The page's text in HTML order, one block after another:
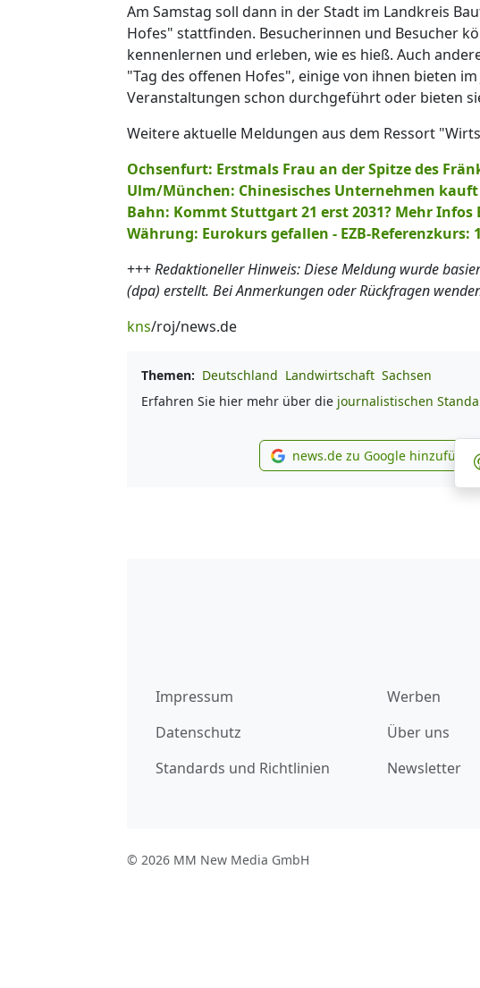
Am Samstag soll dann in der Stadt im Landkreis
Hofes" stattfinden. Besucherinnen und Besucher
kennenlernen und erleben, wie es hieß. Auch
"Tag des offenen Hofes", einige von ihnen bieten
Veranstaltungen schon durchgeführt oder bieten
Weitere aktuelle Meldungen aus dem Ressort
Ochsenfurt: Erstmals Frau an der Spitze des
Ulm/München: Chinesisches Unternehmen
Bahn: Kommt Stuttgart 21 erst 2031? Mehr Infos
Währung: Eurokurs gefallen - EZB-Referenzkurs:
+++Redaktioneller Hinweis: Diese Meldung wurde
(dpa) erstellt. Bei Anmerkungen oder Rückfragen
kns/roj/news.de
Themen: Deutschland Landwirtschaft Sachsen
Erfahren Sie hier mehr über die journalistischen
news.de zu
news.de zu Google hinzufügen
Impressum
Datenschutz
Standards und Richtlinien
Werben
Über uns
Newsletter
© 2026 MM New Media GmbH